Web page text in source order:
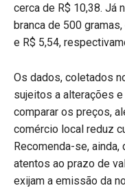
cerca de R$ 10,38. Já
branca de 500
e R$ 5,54,
Os dados, coletados
sujeitos a alterações
comparar os preços,
comércio local reduz
Recomenda-se,
atentos ao prazo de
exijam a emissão da